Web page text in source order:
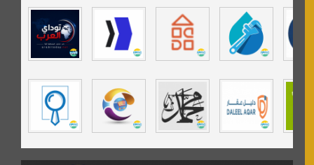
موقع حراج خدمة
تي في قران
موسوعة نور الرحمن
مندى غرام
مردة سوفت
السبيل